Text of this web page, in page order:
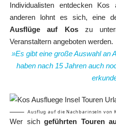
Individualisten entdecken
anderen lohnt es sich, eine
Ausflüge auf Koszu
Veranstaltern angeboten werden.
»Es gibt eine große Auswahl an
haben nach 15 Jahren auch
Ausflug auf die Nachbarinseln von
Wer sich geführten Touren